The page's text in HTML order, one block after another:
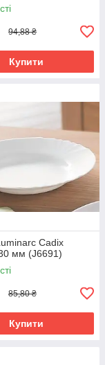
94,88 ₴
Купити
Cadix
мм (J6691)
85,80 ₴
Купити